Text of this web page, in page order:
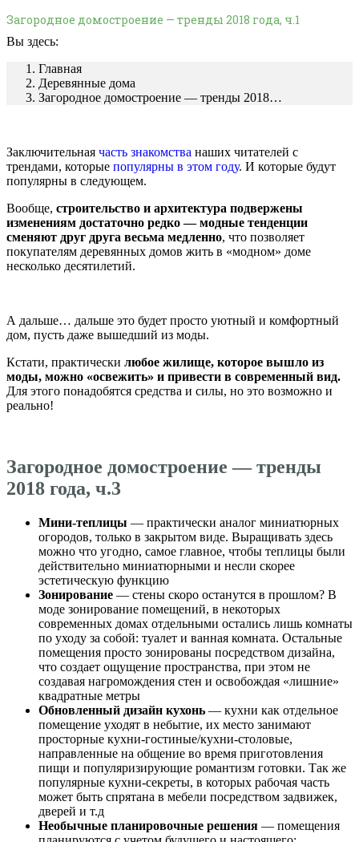
Загородное домостроение — тренды 2018 года, ч.1
Вы здесь:
Главная
Деревянные дома
Загородное домостроение — тренды 2018…
Заключительная часть знакомства наших читателей с
трендами, которые популярны в этом году. И которые будут
популярны в следующем.
Вообще, строительство и архитектура подвержены
изменениям достаточно редко — модные тенденции
сменяют друг друга весьма медленно, что позволяет
покупателям деревянных домов жить в «модном» доме
несколько десятилетий.
А дальше… дальше это будет просто уютный и комфортный
дом, пусть даже вышедший из моды.
Кстати, практически любое жилище, которое вышло из
моды, можно «освежить» и привести в современный вид.
Для этого понадобятся средства и силы, но это возможно и
реально!
Загородное домостроение — тренды
2018 года, ч.3
Мини-теплицы — практически аналог миниатюрных
огородов, только в закрытом виде. Выращивать здесь
можно что угодно, самое главное, чтобы теплицы были
действительно миниатюрными и несли скорее
эстетическую функцию
Зонирование — стены скоро останутся в прошлом? В
моде зонирование помещений, в некоторых
современных домах отдельными остались лишь комнаты
по уходу за собой: туалет и ванная комната. Остальные
помещения просто зонированы посредством дизайна,
что создает ощущение пространства, при этом не
создавая нагромождения стен и освобождая «лишние»
квадратные метры
Обновленный дизайн кухонь — кухни как отдельное
помещение уходят в небытие, их место занимают
просторные кухни-гостиные/кухни-столовые,
направленные на общение во время приготовления
пищи и популяризирующие романтизм готовки. Так же
популярные кухни-секреты, в которых рабочая часть
может быть спрятана в мебели посредством задвижек,
дверей и т.д
Необычные планировочные решения — помещения